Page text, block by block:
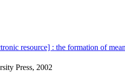
resource] : the formation of
Press, 2002